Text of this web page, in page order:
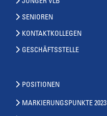
JUNGER VLB
SENIOREN
KONTAKTKOLLEGEN
GESCHÄFTSSTELLE
POSITIONEN
MARKIERUNGSPUNKTE 2023